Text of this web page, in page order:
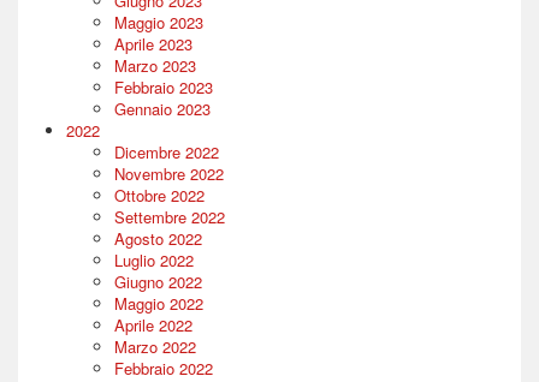
Maggio 2023
Aprile 2023
Marzo 2023
Febbraio 2023
Gennaio 2023
2022
Dicembre 2022
Novembre 2022
Ottobre 2022
Settembre 2022
Agosto 2022
Luglio 2022
Giugno 2022
Maggio 2022
Aprile 2022
Marzo 2022
Febbraio 2022